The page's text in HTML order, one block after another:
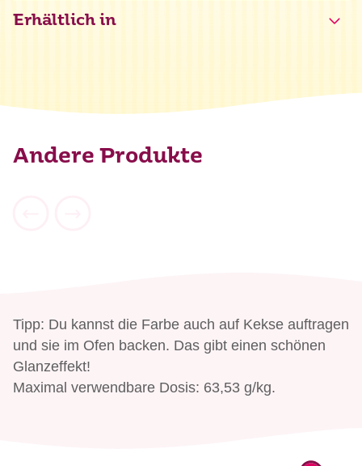
Erhältlich in
Andere Produkte
Tipp: Du kannst die Farbe auch auf Kekse auftragen
und sie im Ofen backen. Das gibt einen schönen
Glanzeffekt!
Maximal verwendbare Dosis: 63,53 g/kg.